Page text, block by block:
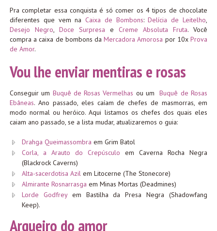
Pra completar essa conquista é só comer os 4 tipos de chocolate
diferentes que vem naCaixa de Bombons:Delícia de Leitelho,
Desejo Negro, Doce Surpresa e Creme Absoluta Fruta. Você
compra a caixa de bombons daMercadora Amorosa por 10xProva
de Amor.
Vou lhe enviar mentiras e rosas
Conseguir um Buquê de Rosas Vermelhas ou um
Buquê de Rosas
Ebâneas. Ano passado, eles caíam de chefes de masmorras, em
modo normal ou heróico. Aqui listamos os chefes dos quais eles
caiam ano passado, se a lista mudar, atualizaremos o guia:
Drahga Queimassombra em Grim Batol
Corla, a Arauto do Crepúsculo em Caverna Rocha Negra
(Blackrock Caverns)
Alta-sacerdotisa Azil em Litocerne (The Stonecore)
Almirante Rosnarrasga em Minas Mortas (Deadmines)
Lorde Godfreyem Bastilha da Presa Negra (Shadowfang
Keep).
Arqueiro do amor